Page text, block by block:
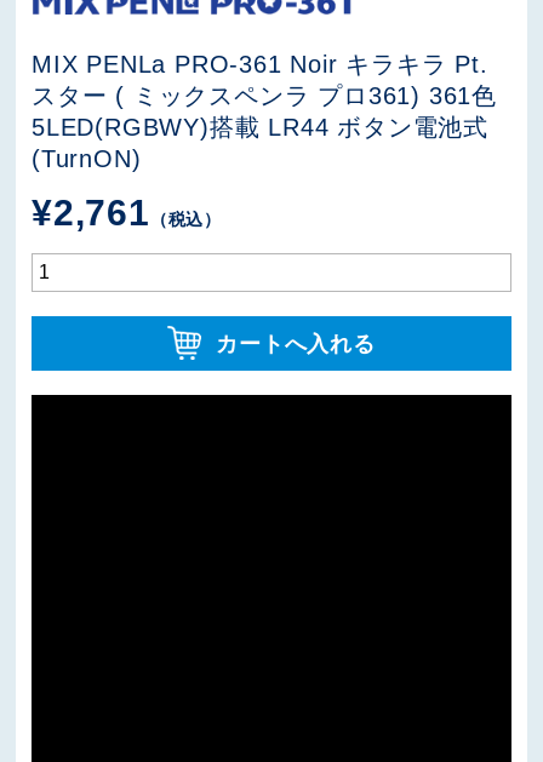
MIX PENLa PRO-361 Noir キラキラ Pt.
スター ( ミックスペンラ プロ361) 361色
5LED(RGBWY)搭載 LR44 ボタン電池式
(TurnON)
¥2,761 （税込）
カートへ入れる